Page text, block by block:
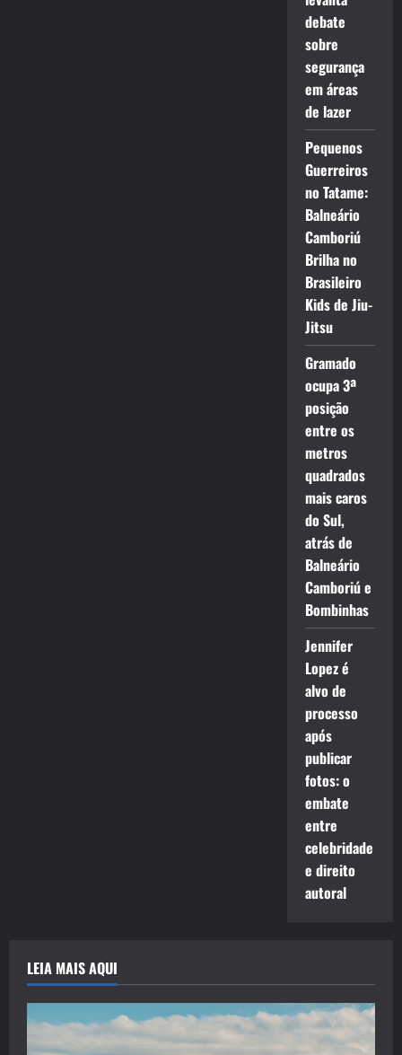
debate
sobre
segurança
em áreas
de lazer
Pequenos
Guerreiros
no Tatame:
Balneário
Camboriú
Brilha no
Brasileiro
Kids de Jiu-
Jitsu
Gramado
ocupa 3ª
posição
entre os
metros
quadrados
mais caros
do Sul,
atrás de
Balneário
Camboriú e
Bombinhas
Jennifer
Lopez é
alvo de
processo
após
publicar
fotos: o
embate
entre
celebridade
e direito
autoral
LEIA MAIS AQUI